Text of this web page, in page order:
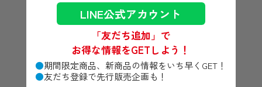
LINE公式アカウント
「友だち追加」で
お得な情報をGETしよう！
期間限定商品、新商品の情報をいち早くGET！
友だち登録で先行販売企画も！
ご利用ガイド 特定商取引法に基づく表記